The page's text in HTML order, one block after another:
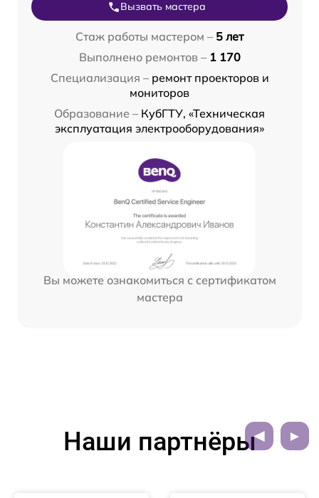
Вызвать мастера
Стаж работы мастером – 5 лет
Выполнено ремонтов – 1 170
Специализация – ремонт проекторов и
мониторов
Образование – КубГТУ, «Техническая
эксплуатация электрооборудования»
Вы можете ознакомиться с сертификатом
мастера
Наши партнёры